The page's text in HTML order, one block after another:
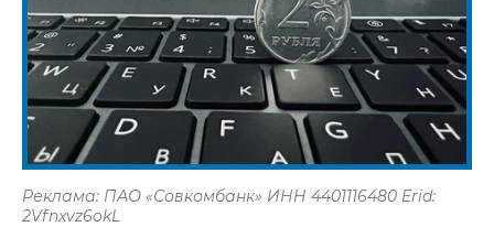
Реклама: ПАО «Совкомбанк» ИНН 4401116480 Erid:
2Vfnxvz6okL